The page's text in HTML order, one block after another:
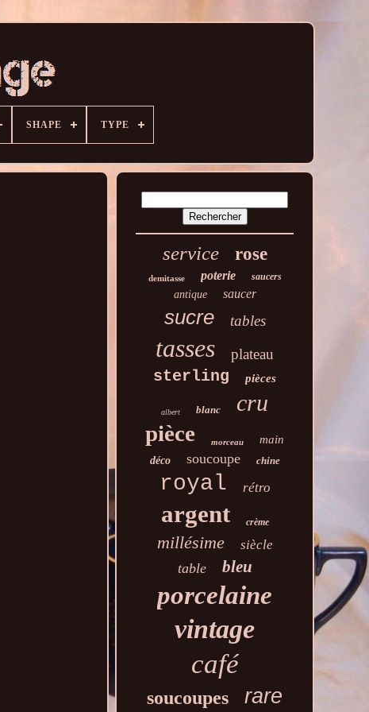
SHAPE TYPE
service rose
demitasse poterie saucers
antique saucer
sucre tables
tasses plateau
sterling pièces
albert blanc cru
pièce morceau main
déco soucoupe chine
royal rétro
argent crème
millésime siècle
table bleu
porcelaine
vintage
café
soucoupes rare